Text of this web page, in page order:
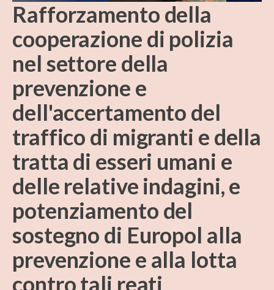
Rafforzamento della
cooperazione di polizia
nel settore della
prevenzione e
dell'accertamento del
traffico di migranti e della
tratta di esseri umani e
delle relative indagini, e
potenziamento del
sostegno di Europol alla
prevenzione e alla lotta
contro tali reati